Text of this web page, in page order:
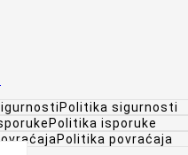
Politika sigurnosti
Politika isporuke
Politika povraćaja